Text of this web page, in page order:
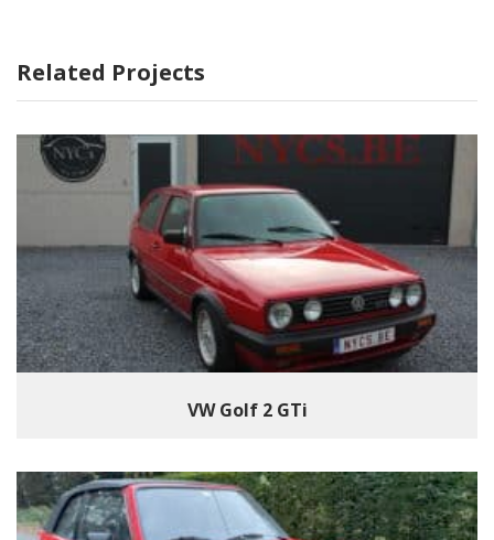
Related Projects
VW Golf 2 GTi